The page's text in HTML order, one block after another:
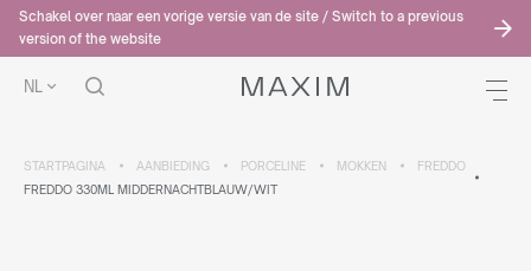
Schakel over naar een vorige versie van de site / Switch to a previous
version of the website
NL
STARTPAGINA AANBIEDING PORCELINE MOKKEN
FREDDO
FREDDO 330ML MIDDERNACHTBLAUW/WIT